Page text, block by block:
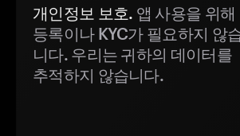
개인정보 보호. 앱 사용을 위해
등록이나 KYC가 필요하지 않
니다. 우리는 귀하의 데이터를
추적하지 않습니다.